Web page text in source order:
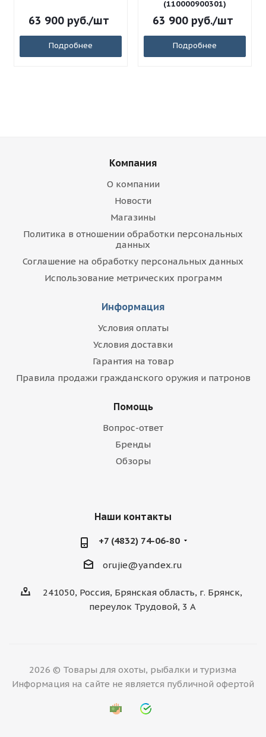
63 900руб./шт
Подробнее
(110000900301)
63 900руб./шт
Подробнее
Компания
О компании
Новости
Магазины
Политика в отношении обработки персональных
данных
Соглашение на обработку персональных данных
Использование метрических программ
Информация
Условия оплаты
Условия доставки
Гарантия на товар
Правила продажи гражданского оружия и патронов
Помощь
Вопрос-ответ
Бренды
Обзоры
Наши контакты
+7 (4832) 74-06-80
orujie@yandex.ru
241050, Россия, Брянская область, г. Брянск,
переулок Трудовой, 3 А
2026 © Товары для охоты, рыбалки и туризма
Информация на сайте не является публичной офертой